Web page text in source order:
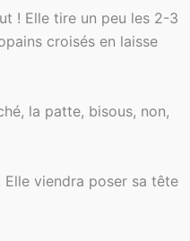
! Elle tire un peu les 2-3
croisés en laisse
la patte, bisous, non,
Elle viendra poser sa tête